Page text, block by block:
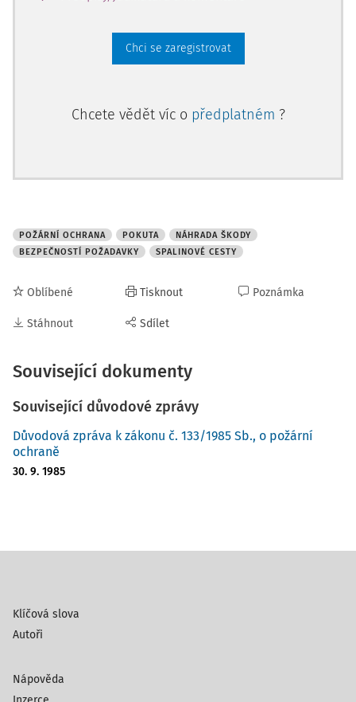
Chci se zaregistrovat
Chcete vědět víc o předplatném ?
POŽÁRNÍ OCHRANA POKUTA
NÁHRADA ŠKODY
BEZPEČNOSTÍ POŽADAVKY
SPALINOVÉ CESTY
Oblíbené
Stáhnout
Tisknout
Sdílet
Poznámka
Související dokumenty
Související důvodové zprávy
Důvodová zpráva k zákonu č. 133/1985 Sb., o požární
ochraně
30. 9. 1985
Klíčová slova
Autoři
Nápověda